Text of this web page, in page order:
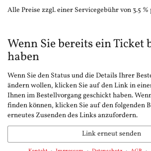
Alle Preise zzgl. einer Servicegebühr von 3.5
Wenn Sie bereits ein Ticket
haben
Wenn Sie den Status und die Details Ihrer
ändern wollen, klicken Sie auf den Link in
Ihnen im Bestellvorgang geschickt haben.
finden können, klicken Sie auf den folgenden
erneutes Zusenden des Links anzufordern.
Link erneut senden